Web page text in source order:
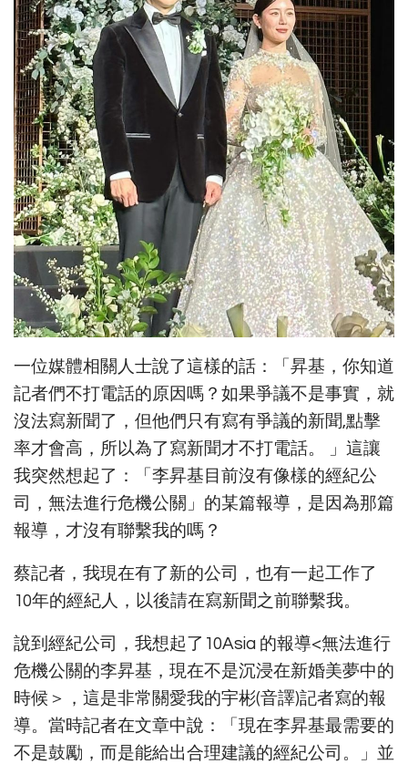
一位媒體相關人士說了這樣的話：「昇基，你知道
記者們不打電話的原因嗎？如果爭議不是事實，就
沒法寫新聞了，但他們只有寫有爭議的新聞,點擊
率才會高，所以為了寫新聞才不打電話。 」這讓
我突然想起了：「李昇基目前沒有像樣的經紀公
司，無法進行危機公關」的某篇報導，是因為那篇
報導，才沒有聯繫我的嗎？
蔡記者，我現在有了新的公司，也有一起工作了
10年的經紀人，以後請在寫新聞之前聯繫我。
說到經紀公司，我想起了10Asia 的報導<無法進行
危機公關的李昇基，現在不是沉浸在新婚美夢中的
時候＞，這是非常關愛我的宇彬(音譯)記者寫的報
導。當時記者在文章中說：「現在李昇基最需要的
不是鼓勵，而是能給出合理建議的經紀公司。」並